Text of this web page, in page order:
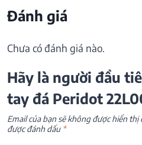
Đánh giá
Chưa có đánh giá nào.
Hãy là người đầu
tay đá Peridot
Email của bạn sẽ không được hiển thị
được đánh dấu *